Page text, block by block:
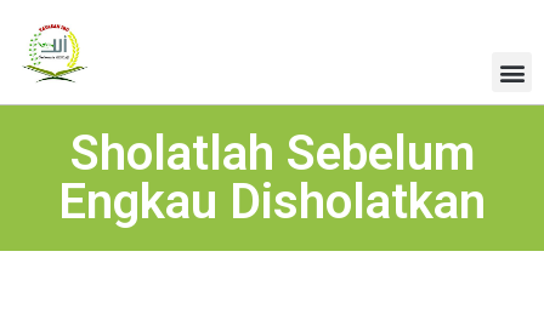
Sholatlah Sebelum
Engkau Disholatkan